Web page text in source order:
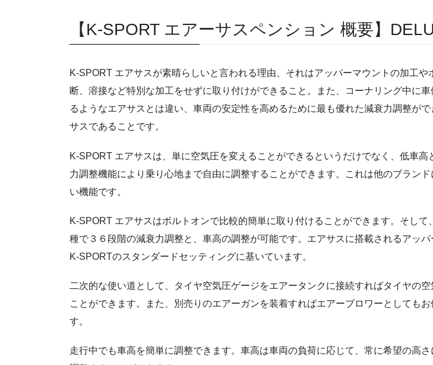
【K-SPORT エアーサスペンション 概要】
K-SPORT エアサスが素晴らしいと言われる理由、それはアッパーマウントの加工や
断、溶接など特別な加工をせずに取り付けができること。また、コーナリング中に
るようなエアサスとは違い、車両の安定性を高めるために最も優れた減衰力調整が
サスであることです。
K-SPORT エアサスは、単に空気圧を変えることができるというだけでなく、低車高
力調整機能により乗り心地まで自由に調整することができます。これは他のブラン
い機能です。
K-SPORT エアサスはボルトオンで比較的簡単に取り付けることができます。そして
種で３６段階の減衰力調整と、車高の調整が可能です。エアサスに搭載されるアッパ
K-SPORTのスタンダードセッティングに基いています。
二次的な使い道として、タイヤ空気圧ゲージをエアータンクに接続すればタイヤの空
ことができます。また、別売りのエアーガンを装着すればエアーブロワーとしてもお
す。
走行中でも車高を簡単に調整できます。車高は車両の負荷に応じて、常に希望の高さ